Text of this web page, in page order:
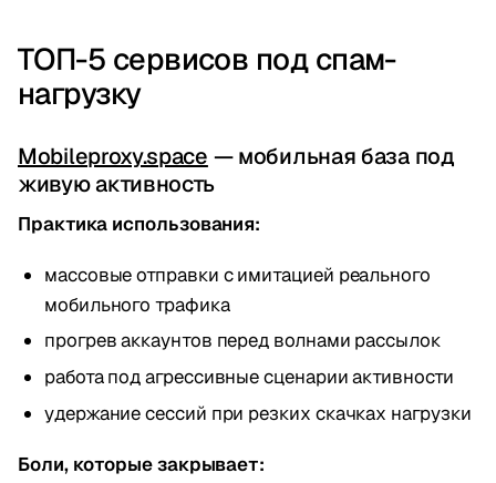
ТОП-5 сервисов под спам-
нагрузку
Mobileproxy.space — мобильная база под
живую активность
Практика использования:
массовые отправки с имитацией реального
мобильного трафика
прогрев аккаунтов перед волнами рассылок
работа под агрессивные сценарии активности
удержание сессий при резких скачках нагрузки
Боли, которые закрывает: